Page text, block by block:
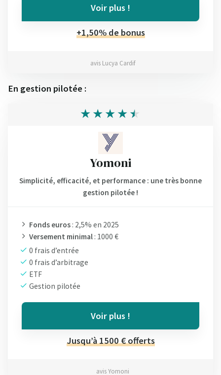
Voir plus !
+1,50% de bonus
avis Lucya Cardif
En gestion pilotée :
Yomoni
Simplicité, efficacité, et performance : une très bonne
gestion pilotée !
Fonds euros : 2,5% en 2025
Versement minimal : 1000 €
0 frais d’entrée
0 frais d’arbitrage
ETF
Gestion pilotée
Voir plus !
Jusqu’à 1500 € offerts
avis Yomoni